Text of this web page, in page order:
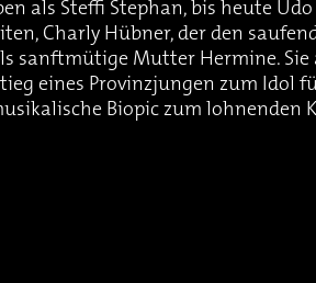
als Steffi Stephan, bis heute
Charly Hübner, der den
sanftmütige Mutter Hermine.
eines Provinzjungen zum Idol
Biopic zum lohnenden